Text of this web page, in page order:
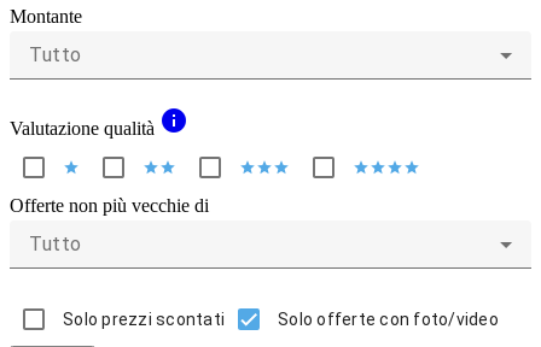
Montante
Tutto
Valutazione qualità info
star starstar starstarstar starstarstarstar
Offerte non più vecchie di
Tutto
Solo prezzi scontati Solo offerte con foto/video